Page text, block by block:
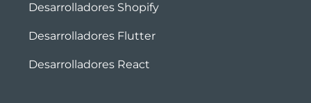
Desarrolladores Shopify
Desarrolladores Flutter
Desarrolladores React